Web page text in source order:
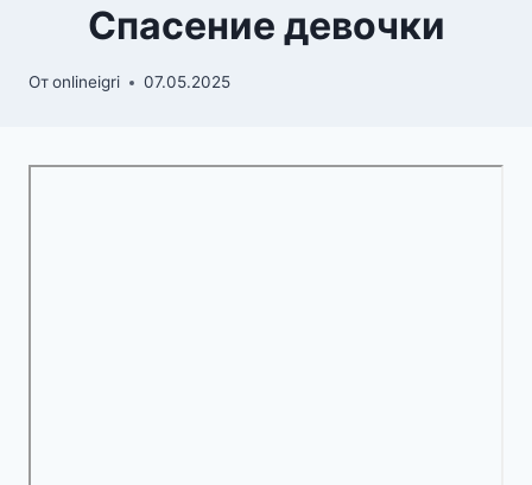
Спасение девочки
Отonlineigri 07.05.2025